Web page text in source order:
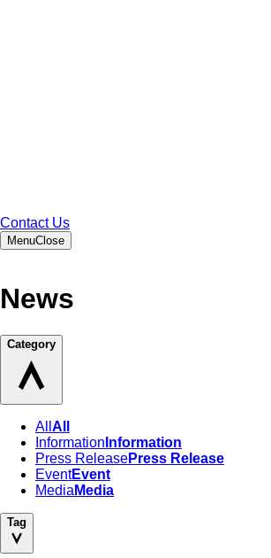
Contact Us
MenuClose
News
Category
All All
Information Information
Press ReleasePress Release
EventEvent
Media Media
Tag